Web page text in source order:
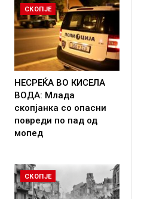
СКОПЈЕ
НЕСРЕЌА ВО КИСЕЛА
ВОДА: Млада
скопјанка со опасни
повреди по пад од
мопед
СКОПЈЕ